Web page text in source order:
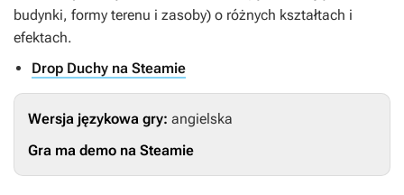
budynki, formy terenu i zasoby) o różnych kształtach i
efektach.
Drop Duchy na Steamie
Wersja językowa gry: angielska
Gra ma demo na Steamie